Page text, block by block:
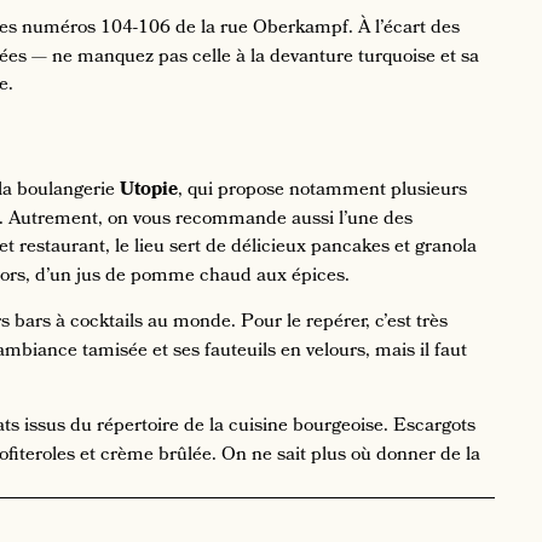
numéros 104-106 de la rue Oberkampf. À l’écart des
— ne manquez pas celle à la devanture turquoise et sa
boulangerieUtopie, qui propose notamment plusieurs
on vous recommande aussi l’une des
restaurant, le lieu sert de délicieux pancakes et granola
d’un jus de pomme chaud aux épices.
à cocktails au monde. Pour le repérer, c’est très
tamisée et ses fauteuils en velours, mais il faut
issus du répertoire de la cuisine bourgeoise. Escargots
et crème brûlée. On ne sait plus où donner de la